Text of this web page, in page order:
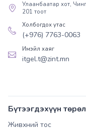
Улаанбаатар хот,
201 тоот
Холбогдох утас
(+976) 7763-0063
Имэйл хаяг
itgel.t@zint.mn
Бүтээгдэхүүн төрөл
Живхний тос